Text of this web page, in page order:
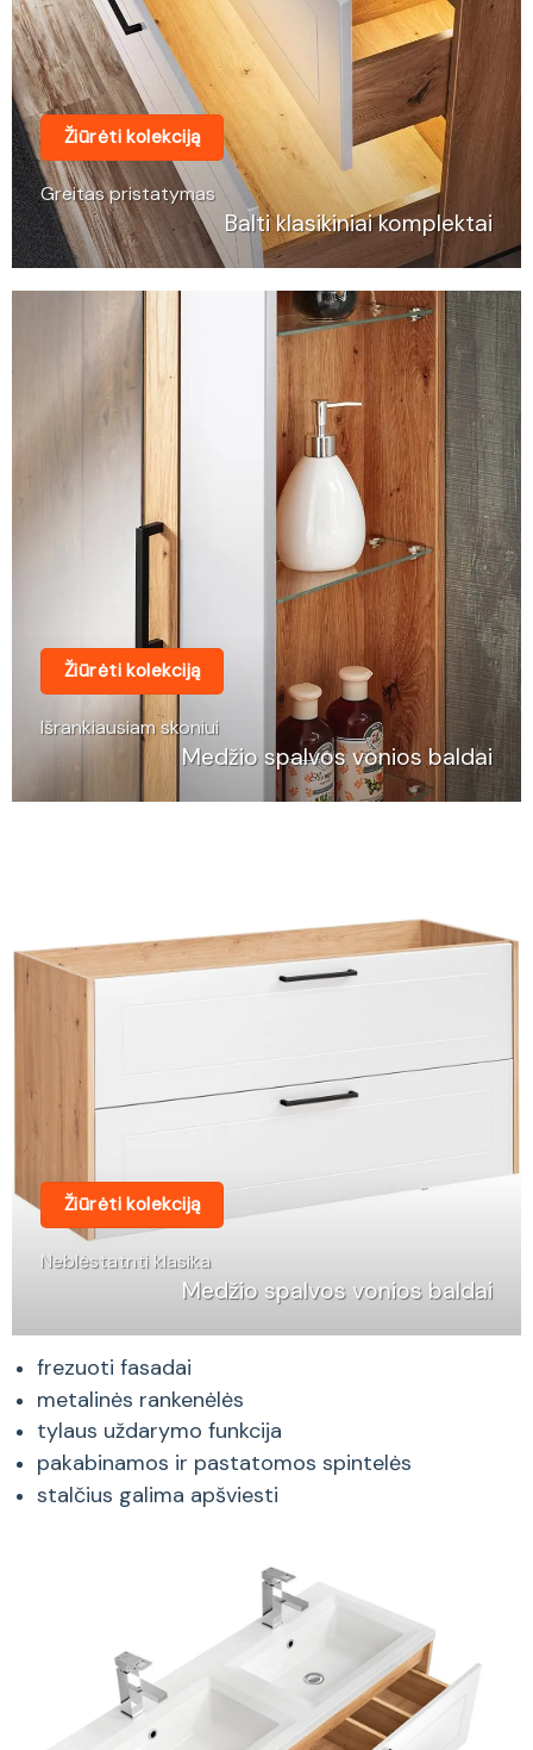
Žiūrėti kolekciją
Greitas pristatymas
Balti klasikiniai komplektai
Žiūrėti kolekciją
Išrankiausiam skoniui
Medžio spalvos vonios baldai
Žiūrėti kolekciją
Neblėstatnti klasika
Medžio spalvos vonios baldai
frezuoti fasadai
metalinės rankenėlės
tylaus uždarymo funkcija
pakabinamos ir pastatomos spintelės
stalčius galima apšviesti